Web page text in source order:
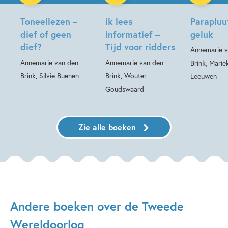
Toneellezen –
dief of geen
dief?
Annemarie van den
Brink, Silvie Buenen
ik lees
informatief –
Tijd voor ridders
Annemarie van den
Brink, Wouter
Goudswaard
geluk
Annemarie
Brink,
Leeuwen
Zie alle boeken
Andere boeken over de Tweede
Wereldoorlog